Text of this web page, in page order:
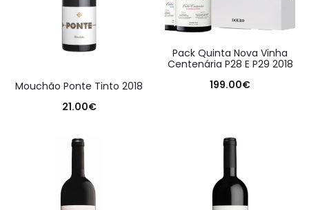
Mouchão Ponte Tinto 2018
21.00€
Pack Quinta Nova Vinha
Centenária P28 E P29 2018
199.00€